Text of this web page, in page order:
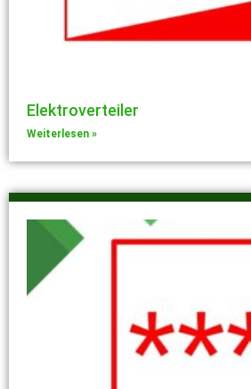
Elektroverteiler
Weiterlesen »